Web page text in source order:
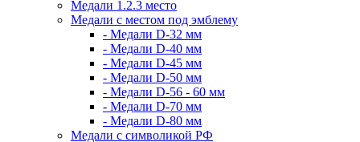
Медали 1.2.3 место
Медали с местом под эмблему
- Медали D-32 мм
- Медали D-40 мм
- Медали D-45 мм
- Медали D-50 мм
- Медали D-56 - 60 мм
- Медали D-70 мм
- Медали D-80 мм
Медали с символикой РФ